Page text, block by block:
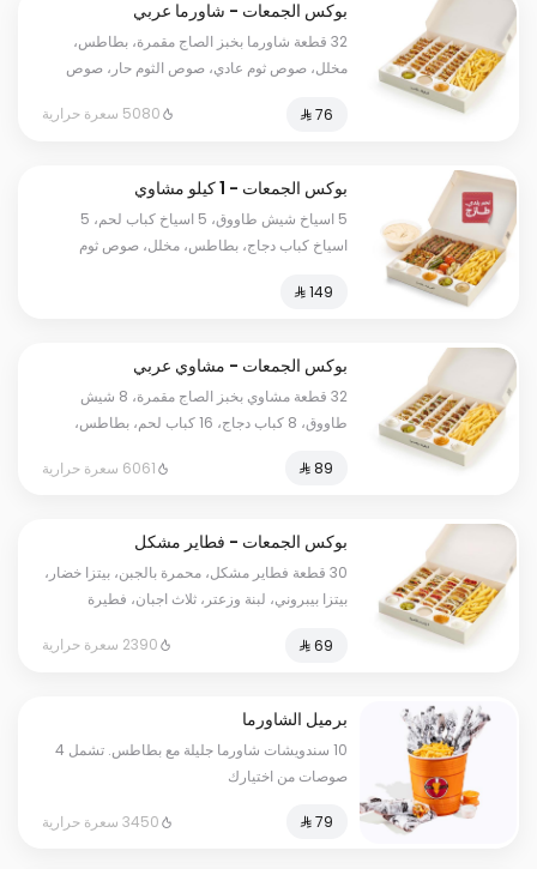
بوكس الجمعات - شاورما عربي
32 قطعة شاورما بخبز الصاج مقمرة، بطاطس،
مخلل، صوص ثوم عادي، صوص الثوم حار، صوص
5080 سعرة حرارية
بوكس الجمعات - 1 كيلو مشاوي
مشكل
5 اسياخ شيش طاووق، 5 اسياخ كباب لحم، 5
اسياخ كباب دجاج، بطاطس، مخلل، صوص ثوم
حمص كبير.
بوكس الجمعات - مشاوي عربي
مشكل
32 قطعة مشاوي بخبز الصاج مقمرة، 8 شيش
طاووق، 8 كباب دجاج، 16 كباب لحم، بطاطس،
طحينة + حمص كبير.
6061 سعرة حرارية
بوكس الجمعات - فطاير مشكل
30 قطعة فطاير مشكل، محمرة بالجبن، بيتزا خضار،
بيتزا بيبروني، لبنة وزعتر، ثلاث اجبان، فطيرة
الثوم حار، صوص الطحينة.
2390 سعرة حرارية
برميل الشاورما
10 سندويشات شاورما جليلة مع بطاطس. تشمل 4
صوصات من اختيارك
3450 سعرة حرارية